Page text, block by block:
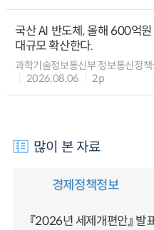
국산 AI 반도체, 올해 600억
대규모 확산한다.
과학기술정보통신부 정보통신정
2026.08.06
2p
많이 본 자료
경제정책정보
『2026년 세제개편안』 발